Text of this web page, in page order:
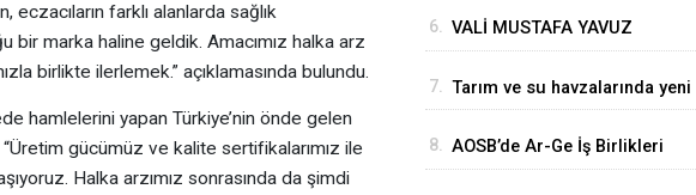
farklı alanlarda sağlık
marka haline geldik. Amacımız halka arz
birlikte ilerlemek.” açıklamasında bulundu.
hamlelerini yapan Türkiye’nin önde gelen
gücümüz ve kalite sertifikalarımız ile
Halka arzımız sonrasında da şimdi
6. VALİ MUSTAFA YAVUZ
ETTİ
7. Tarım ve su havzalarında yeni
değişiklikleri 'Resmi'leşti
8. AOSB’de Ar-Ge İş Birlikleri